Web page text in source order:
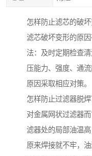
怎样防止滤芯的破坏
滤芯破坏变形的原
法：及时定期检查
压能力、强度、通
原因采取相应对策。
怎样防止过滤器脱焊
对金属网状过滤器
滤器处的局部油温
原来焊接就不牢，